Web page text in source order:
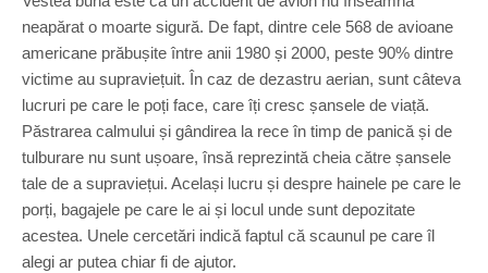
neapărat o moarte sigură. De fapt, dintre cele 568 de avioane
americane prăbușite între anii 1980 și 2000, peste 90% dintre
victime au supraviețuit. În caz de dezastru aerian, sunt câteva
lucruri pe care le poți face, care îți cresc șansele de viață.
Păstrarea calmului și gândirea la rece în timp de panică și de
tulburare nu sunt ușoare, însă reprezintă cheia către șansele
tale de a supraviețui. Același lucru și despre hainele pe care le
porți, bagajele pe care le ai și locul unde sunt depozitate
acestea. Unele cercetări indică faptul că scaunul pe care îl
alegi ar putea chiar fi de ajutor.